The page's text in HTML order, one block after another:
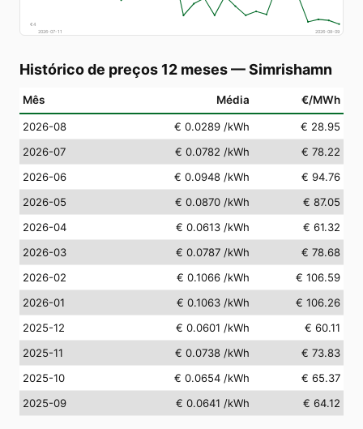
€4
2026-07-11
2026-08-09
Histórico de preços 12 meses—Simrishamn
Mês Média €/MWh
2026-08 € 0.0289 /kWh
€ 28.95
2026-07
€ 0.0782 /kWh
€ 78.22
2026-06
€ 0.0948 /kWh
€ 94.76
2026-05
€ 0.0870 /kWh
€ 87.05
2026-04
€ 0.0613 /kWh
€ 61.32
2026-03
€ 0.0787 /kWh
€ 78.68
2026-02
€ 0.1066 /kWh
€ 106.59
2026-01
€ 0.1063 /kWh
€ 106.26
2025-12
€ 0.0601 /kWh
€ 60.11
2025-11
€ 0.0738 /kWh
€ 73.83
2025-10
€ 0.0654 /kWh
€ 65.37
2025-09
€ 0.0641 /kWh € 64.12